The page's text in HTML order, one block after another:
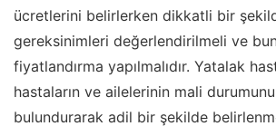
ücretlerini belirlerken dikkatli bir
gereksinimleri değerlendirilmeli ve
fiyatlandırma yapılmalıdır. Yatalak
hastaların ve ailelerinin mali
bulundurarak adil bir şekilde